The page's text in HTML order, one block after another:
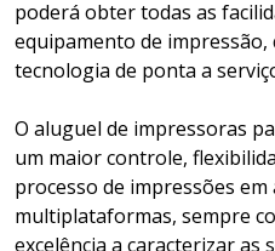
poderá obter todas as
equipamento de impressão,
tecnologia de ponta a
O aluguel de impressoras
um maior controle,
processo de impressões em
multiplataformas, sempre
excelência a caracterizar as